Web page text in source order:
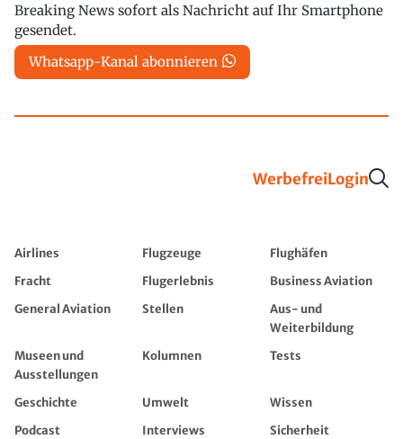
Breaking News sofort als Nachricht auf Ihr Smartphone
gesendet.
Whatsapp-Kanal abonnieren
WerbefreiLogin
Airlines Flugzeuge
Flughäfen
Fracht
Flugerlebnis
Business Aviation
General Aviation
Stellen
Aus- und
Weiterbildung
Museen und
Ausstellungen
Kolumnen Tests
Geschichte Umwelt
Wissen
Podcast
Interviews
Sicherheit